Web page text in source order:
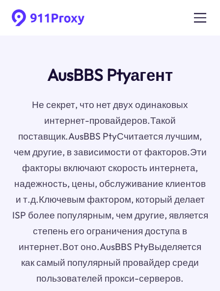
AusBBS Ptyагент
Не секрет, что нет двух одинаковых
интернет-провайдеров.Такой
поставщик.AusBBS PtyСчитается лучшим,
чем другие, в зависимости от факторов.Эти
факторы включают скорость интернета,
надежность, цены, обслуживание клиентов
и т.д.Ключевым фактором, который делает
ISP более популярным, чем другие, является
степень его ограничения доступа в
интернет.Вот оно.AusBBS PtyВыделяется
как самый популярный провайдер среди
пользователей прокси-серверов.